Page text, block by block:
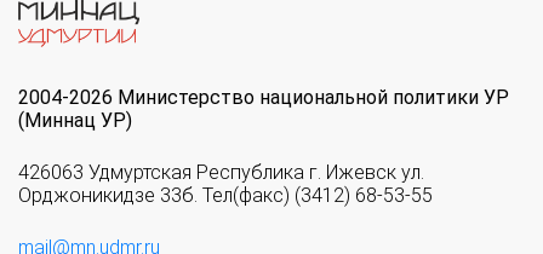
2004-2026 Министерство национальной политики УР
(Миннац УР)
426063 Удмуртская Республика г. Ижевск ул.
Орджоникидзе 33б. Тел(факс) (3412) 68-53-55
mail@mn.udmr.ru